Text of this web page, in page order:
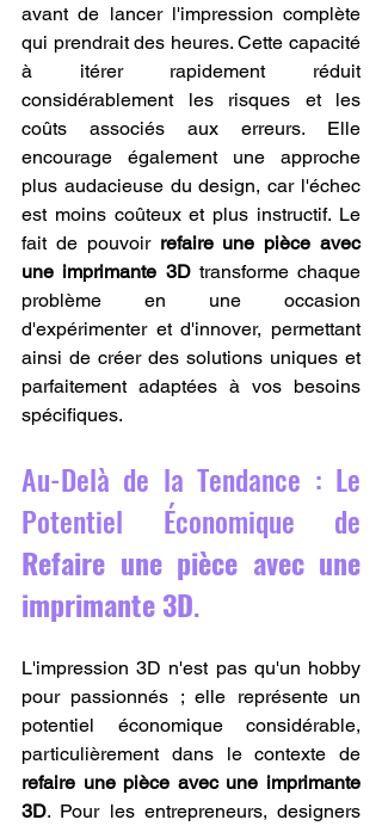
avant de lancer l'impression complète
qui prendrait des heures. Cette capacité
à itérer rapidement réduit
considérablement les risques et les
coûts associés aux erreurs. Elle
encourage également une approche
plus audacieuse du design, car l'échec
est moins coûteux et plus instructif. Le
fait de pouvoir refaire une pièce avec
une imprimante 3D transforme chaque
problème en une occasion
d'expérimenter et d'innover, permettant
ainsi de créer des solutions uniques et
parfaitement adaptées à vos besoins
spécifiques.
Au-Delà de la Tendance : Le
Refaire une pièce avec une
imprimante 3D.
L'impression 3D n'est pas qu'un hobby
pour passionnés ; elle représente un
potentiel économique considérable,
refaire une pièce avec une imprimante
3D. Pour les entrepreneurs, designers